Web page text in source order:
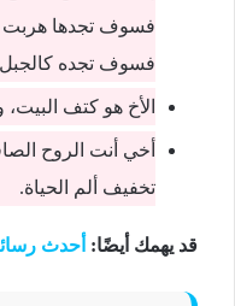
فسوف تجدها هربت
فسوف تجده كالجبل
الأخ هو كتف
أخي أنت الروح
تخفيف ألم الحياة.
قد يهمك أيضًا: أحدث